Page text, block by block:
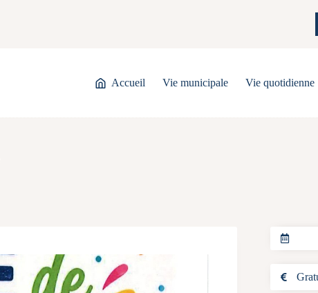
Accueil Vie municipale Vie quotidienne